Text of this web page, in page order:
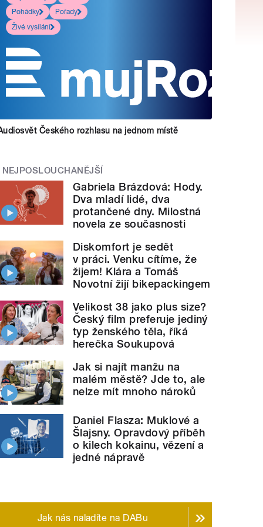
Pohádky
Pořady
Živé vysílání
Českého rozhlasu na jednom místě
NEJPOSLOUCHANĚJŠÍ
Gabriela Brázdová: Hody.
Dva mladí lidé, dva
protančené dny. Milostná
novela ze současnosti
Diskomfort je sedět
v práci. Venku cítíme, že
žijem! Klára a Tomáš
Novotní žijí bikepackingem
Velikost 38 jako plus size?
Český film preferuje jediný
typ ženského těla, říká
herečka Soukupová
Jak si najít manžu na
malém městě? Jde to, ale
nelze mít mnoho nároků
Daniel Flasza: Muklové a
Šlajsny. Opravdový příběh
o kilech kokainu, vězení a
jedné nápravě
Jak nás naladíte na DABu